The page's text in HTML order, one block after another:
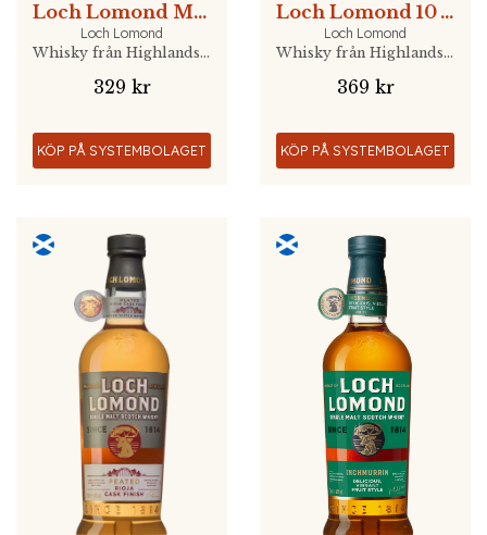
Loch Lomond Madeira Cask
Loch Lomond
Whisky från Highlands, Skottland
329 kr
KÖP PÅ SYSTEMBOLAGET
Loch Lomond 10 YO - NYHET
Loch Lomond
Whisky från Highlands, Skottland
369 kr
KÖP PÅ SYSTEMBOLAGET